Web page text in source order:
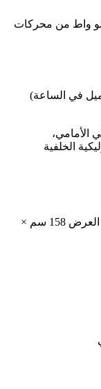
× 5 كيلو واط من محركات
الأمامي،
الخلفية
الطول 323 سم × العرض 158 سم ×